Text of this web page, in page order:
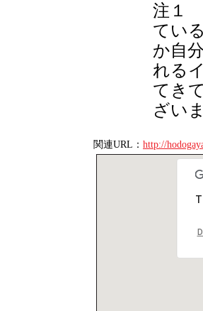
注１
てい
か自
れる
てき
ざい
関連URL： http://